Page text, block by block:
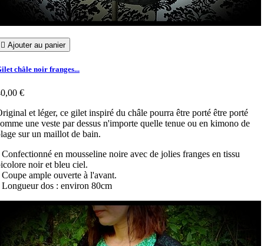
 Ajouter au panier
châle noir franges...
€
et léger, ce gilet inspiré du châle pourra être porté être porté
une veste par dessus n'importe quelle tenue ou en kimono de
sur un maillot de bain.
Confectionné en mousseline noire avec de jolies franges en tissu
noir et bleu ciel.
Coupe ample ouverte à l'avant.
Longueur dos : environ 80cm